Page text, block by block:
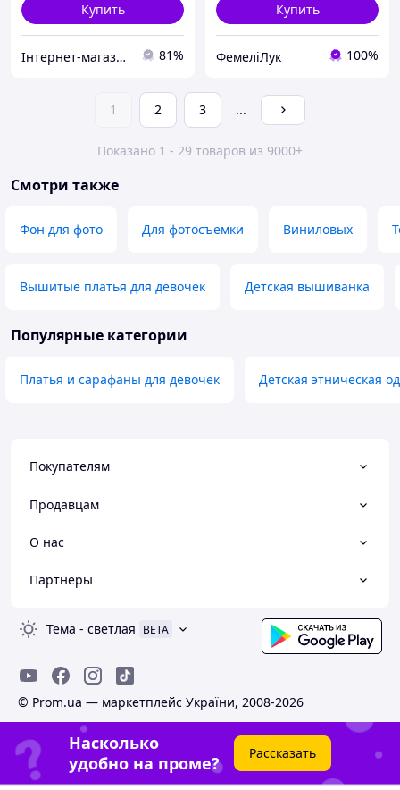
Купить
Інтернет-магазин Already Better 81%
Купить
ФемеліЛук 100%
1 2 3 ...
Показано 1 - 29 товаров из 9000+
Смотри также
Фон для фото Для фотосъемки Виниловых
Вышитые платья для девочек Детская вышиванка
Популярные категории
Платья и сарафаны для девочек Детская этническая
Покупателям
Продавцам
О нас
Партнеры
Тема - светлая BETA
© Prom.ua — маркетплейс України, 2008-2026
Насколько
удобно на проме?
Рассказать